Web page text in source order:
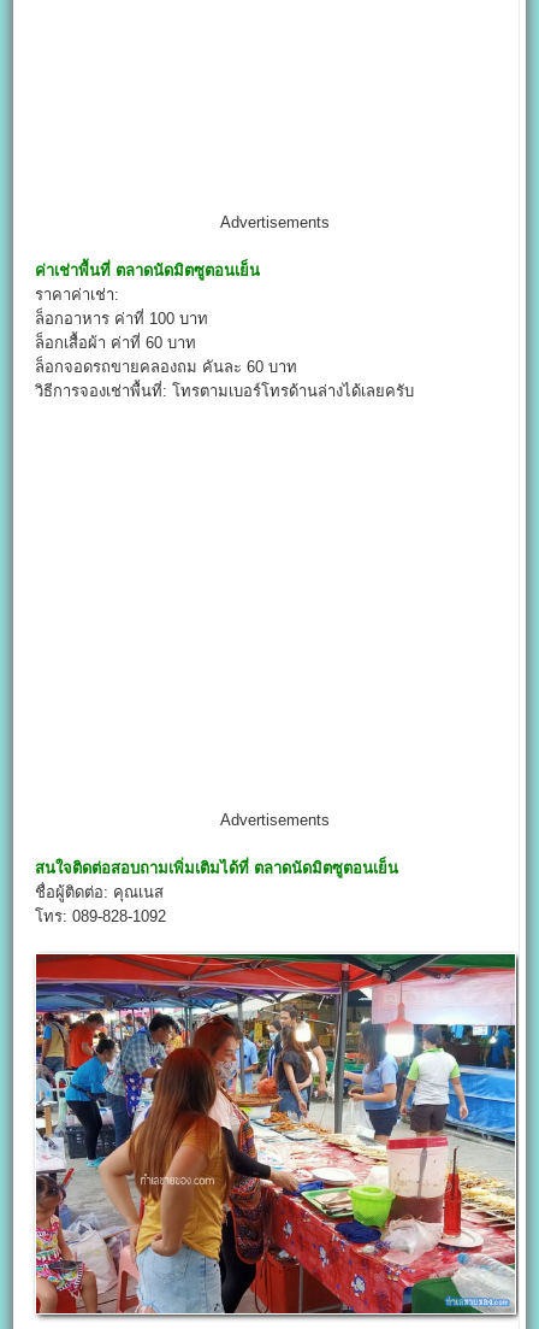
Advertisements
ค่าเช่าพื้นที่ ตลาดนัดมิตซูตอนเย็น
ราคาค่าเช่า:
ล็อกอาหาร ค่าที่ 100 บาท
ล็อกเสื้อผ้า ค่าที่ 60 บาท
ล็อกจอดรถขายคลองถม คันละ 60 บาท
วิธีการจองเช่าพื้นที่: โทรตามเบอร์โทรด้านล่างได้เลยครับ
Advertisements
สนใจติดต่อสอบถามเพิ่มเติมได้ที่ ตลาดนัดมิตซูตอนเย็น
ชื่อผู้ติดต่อ: คุณเนส
โทร: 089-828-1092